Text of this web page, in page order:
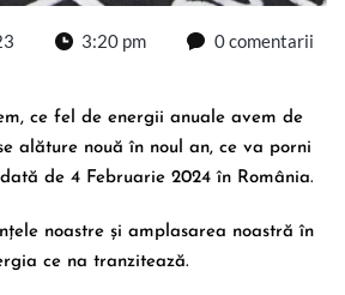
3:20 pm 0 comentarii
ce fel de energii anuale avem de
alăture nouă în noul an, ce va porni
de 4 Februarie 2024 în România.
noastre și amplasarea noastră în
ce na tranzitează.